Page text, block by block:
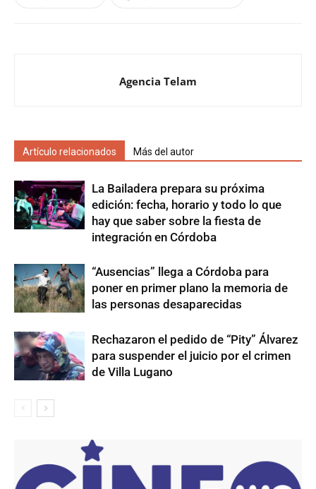
Agencia Telam
Artículo relacionados Más del autor
La Bailadera prepara su próxima
edición: fecha, horario y todo lo que
hay que saber sobre la fiesta de
integración en Córdoba
“Ausencias” llega a Córdoba para
poner en primer plano la memoria de
las personas desaparecidas
Rechazaron el pedido de “Pity” Álvarez
para suspender el juicio por el crimen
de Villa Lugano